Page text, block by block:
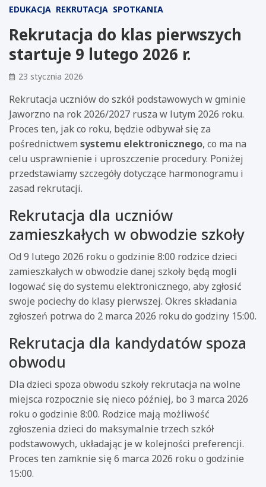
EDUKACJA REKRUTACJA SPOTKANIA
Rekrutacja do klas pierwszych
startuje 9 lutego 2026 r.
23 stycznia 2026
Rekrutacja uczniów do szkół podstawowych w gminie
Jaworzno na rok 2026/2027 rusza w lutym 2026 roku.
Proces ten, jak co roku, będzie odbywał się za
pośrednictwem systemu elektronicznego, co ma na
celu usprawnienie i uproszczenie procedury. Poniżej
przedstawiamy szczegóły dotyczące harmonogramu i
zasad rekrutacji.
Rekrutacja dla uczniów
zamieszkałych w obwodzie szkoły
Od 9 lutego 2026 roku o godzinie 8:00 rodzice dzieci
zamieszkałych w obwodzie danej szkoły będą mogli
logować się do systemu elektronicznego, aby zgłosić
swoje pociechy do klasy pierwszej. Okres składania
zgłoszeń potrwa do 2 marca 2026 roku do godziny 15:00.
Rekrutacja dla kandydatów spoza
obwodu
Dla dzieci spoza obwodu szkoły rekrutacja na wolne
miejsca rozpocznie się nieco później, bo 3 marca 2026
roku o godzinie 8:00. Rodzice mają możliwość
zgłoszenia dzieci do maksymalnie trzech szkół
podstawowych, układając je w kolejności preferencji.
Proces ten zamknie się 6 marca 2026 roku o godzinie
15:00.